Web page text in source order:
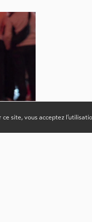
site, vous acceptez